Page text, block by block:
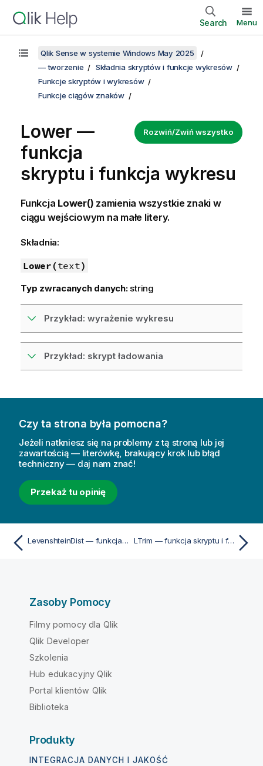
Search Menu
Qlik Sense w systemie Windows May 2025
— tworzenie
Składnia skryptów i funkcje wykresów
Funkcje skryptów i wykresów
Funkcje ciągów znaków
Rozwiń/Zwiń wszystko
Lower —
funkcja
skryptu i funkcja wykresu
Funkcja Lower() zamienia wszystkie znaki w
ciągu wejściowym na małe litery.
Składnia:
Lower(text)
Typ zwracanych danych: string
Przykład: wyrażenie wykresu
Przykład: skrypt ładowania
Czy ta strona była pomocna?
Jeżeli natkniesz się na problemy z tą stroną lub jej
zawartością — literówkę, brakujący krok lub błąd
techniczny — daj nam znać!
Przekaż tu opinię
LevenshteinDist — funkcja skryptu i funkcja wykresu LTrim — funkcja skryptu i funkcja wykresu
Zasoby Pomocy
Filmy pomocy dla Qlik
Qlik Developer
Szkolenia
Hub edukacyjny Qlik
Portal klientów Qlik
Biblioteka
Produkty
INTEGRACJA DANYCH I JAKOŚĆ